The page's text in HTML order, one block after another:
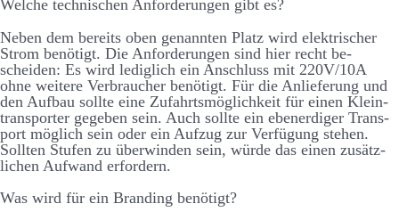
Welche technischen Anforderungen gibt es?
Neben dem bereits oben ge­nannten Platz wird elektrischer
Strom be­nötigt. Die An­­forder­­ungen sind hier recht be­­
scheiden: Es wird ledig­lich ein An­schluss mit 220V/10A
ohne weitere Ver­braucher be­nötigt. Für die An­liefer­ung und
den Auf­bau sollte eine Zu­fahrts­möglich­keit für einen Klein­
trans­porter ge­geben sein. Auch sollte ein eben­erd­iger Trans­
port möglich sein oder ein Auf­zug zur Ver­füg­ung stehen.
Sollten Stufen zu über­winden sein, würde das einen zu­sätz­
lichen Auf­wand er­fordern.
Was wird für ein Brand­ing be­nötigt?